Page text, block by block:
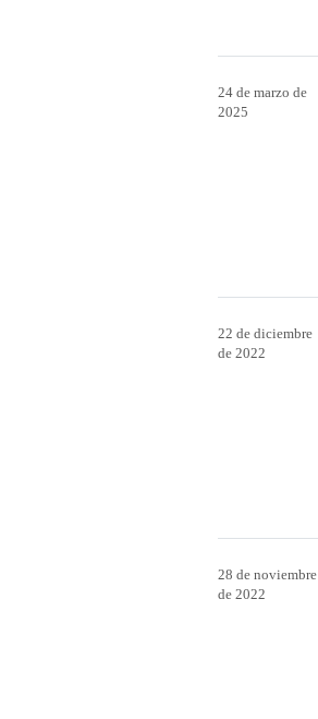
24 de marzo de
2025
22 de diciembre
de 2022
28 de noviembre
de 2022